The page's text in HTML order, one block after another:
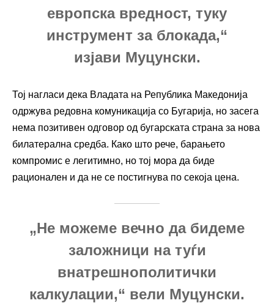
европска вредност, туку
инструмент за блокада,“
изјави Муцунски.
Тој нагласи дека Владата на Република Македонија
одржува редовна комуникација со Бугарија, но засега
нема позитивен одговор од бугарската страна за нова
билатерална средба. Како што рече, барањето
компромис е легитимно, но тој мора да биде
рационален и да не се постигнува по секоја цена.
„Не можеме вечно да бидеме
заложници на туѓи
внатрешнополитички
калкулации,“ вели Муцунски.